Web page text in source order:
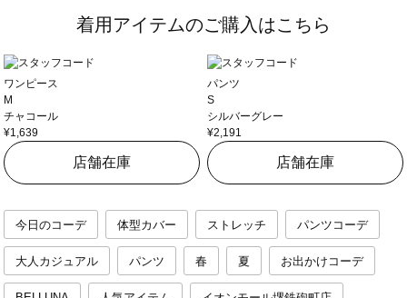
着用アイテムのご購入はこちら
ワンピース
M
チャコール
¥1,639
店舗在庫
パンツ
S
シルバーグレー
¥2,191
店舗在庫
今日のコーデ 体型カバー ストレッチ パンツコーデ
大人カジュアル パンツ 春 夏 お出かけコーデ